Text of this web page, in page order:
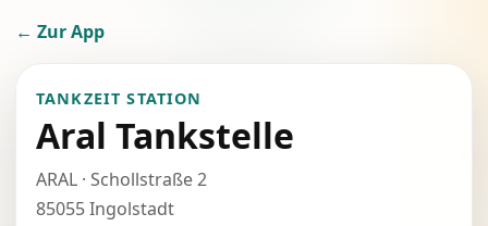
← Zur App
TANKZEIT STATION
Aral Tankstelle
ARAL · Schollstraße 2
85055 Ingolstadt